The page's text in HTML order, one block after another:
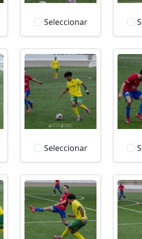
Seleccionar
Seleccionar